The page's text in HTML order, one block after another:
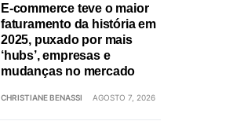
E-commerce teve o maior
faturamento da história em
2025, puxado por mais
‘hubs’, empresas e
mudanças no mercado
CHRISTIANE BENASSI AGOSTO 7, 2026